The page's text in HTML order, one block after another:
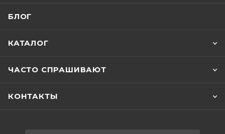
БЛОГ
КАТАЛОГ
ЧАСТО СПРАШИВАЮТ
КОНТАКТЫ